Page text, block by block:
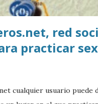
red
practicar
cualquier usuario puede